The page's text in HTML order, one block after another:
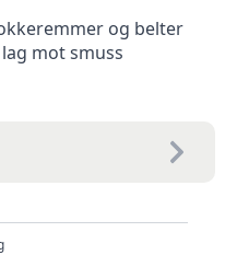
og belter
mot smuss